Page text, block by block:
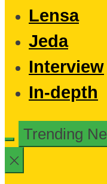
Lensa
Jeda
Interview
In-depth
Trending